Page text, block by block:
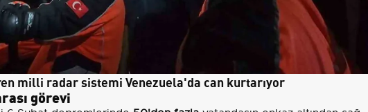
milli radar sistemi Venezuela'da can kurtarıyor
görevi